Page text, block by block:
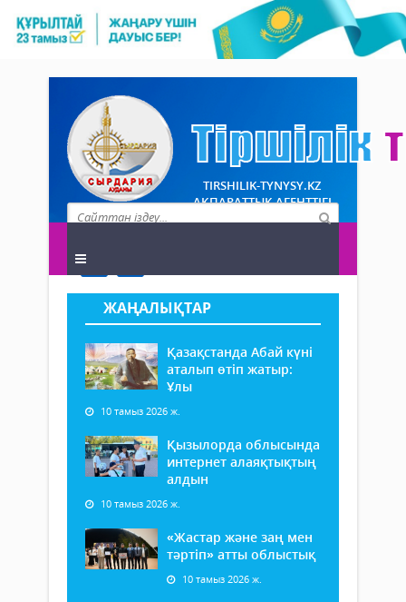
TIRSHILIK-TYNYSY.KZ
АҚПАРАТТЫҚ АГЕНТТІГІ
ЖАҢАЛЫҚТАР
Қазақстанда Абай күні
аталып өтіп жатыр:
Ұлы
10 тамыз 2026 ж.
Қызылорда облысында
интернет алаяқтықтың
алдын
10 тамыз 2026 ж.
«Жастар және заң мен
тәртіп» атты облыстық
10 тамыз 2026 ж.